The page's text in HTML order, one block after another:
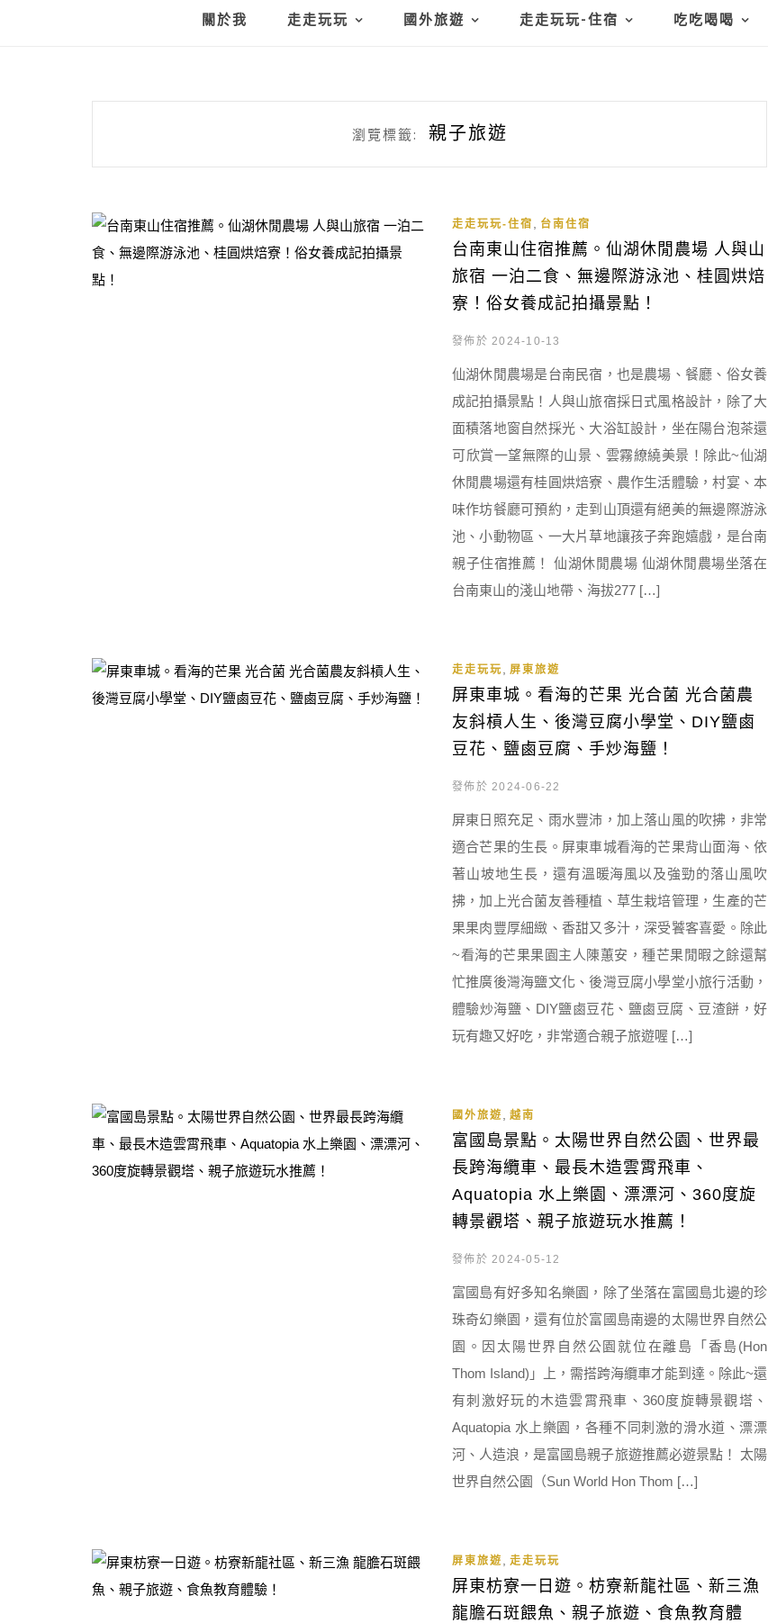
關於我 走走玩玩 國外旅遊 走走玩玩-住宿 吃吃喝喝
瀏覽標籤: 親子旅遊
走走玩玩-住宿 台南住宿
台南東山住宿推薦。仙湖休閒農場 人與山
旅宿 一泊二食、無邊際游泳池、桂圓烘焙
寮！俗女養成記拍攝景點！
發佈於 2024-10-13
仙湖休閒農場是台南民宿，也是農場、餐廳、俗女養
成記拍攝景點！人與山旅宿採日式風格設計，除了大
面積落地窗自然採光、大浴缸設計，坐在陽台泡茶還
可欣賞一望無際的山景、雲霧繚繞美景！除此~仙湖
休閒農場還有桂圓烘焙寮、農作生活體驗，村宴、本
味作坊餐廳可預約，走到山頂還有絕美的無邊際游泳
池、小動物區、一大片草地讓孩子奔跑嬉戲，是台南
親子住宿推薦！ 仙湖休閒農場 仙湖休閒農場坐落在
台南東山的淺山地帶、海拔277 […]
走走玩玩 屏東旅遊
屏東車城。看海的芒果 光合菌 光合菌農
友斜槓人生、後灣豆腐小學堂、DIY鹽鹵
豆花、鹽鹵豆腐、手炒海鹽！
發佈於 2024-06-22
屏東日照充足、雨水豐沛，加上落山風的吹拂，非常
適合芒果的生長。屏東車城看海的芒果背山面海、依
著山坡地生長，還有溫暖海風以及強勁的落山風吹
拂，加上光合菌友善種植、草生栽培管理，生產的芒
果果肉豐厚細緻、香甜又多汁，深受饕客喜愛。除此
~看海的芒果果園主人陳蕙安，種芒果閒暇之餘還幫
忙推廣後灣海鹽文化、後灣豆腐小學堂小旅行活動，
體驗炒海鹽、DIY鹽鹵豆花、鹽鹵豆腐、豆渣餅，好
玩有趣又好吃，非常適合親子旅遊喔 […]
國外旅遊 越南
富國島景點。太陽世界自然公園、世界最
長跨海纜車、最長木造雲霄飛車、
Aquatopia 水上樂園、漂漂河、360度旋
轉景觀塔、親子旅遊玩水推薦！
發佈於 2024-05-12
富國島有好多知名樂園，除了坐落在富國島北邊的珍
珠奇幻樂園，還有位於富國島南邊的太陽世界自然公
園。因太陽世界自然公園就位在離島「香島(Hon
Thom Island)」上，需搭跨海纜車才能到達。除此~還
有刺激好玩的木造雲霄飛車、360度旋轉景觀塔、
Aquatopia 水上樂園，各種不同刺激的滑水道、漂漂
河、人造浪，是富國島親子旅遊推薦必遊景點！ 太陽
世界自然公園（Sun World Hon Thom […]
屏東旅遊 走走玩玩
屏東枋寮一日遊。枋寮新龍社區、新三漁
龍膽石斑餵魚、親子旅遊、食魚教育體